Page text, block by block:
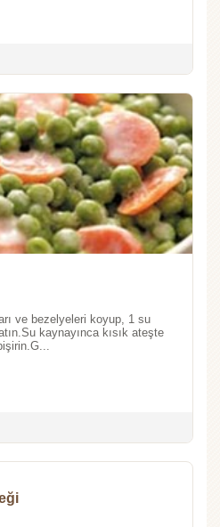
ve bezelyeleri koyup, 1 su
kaynayınca kısık ateşte